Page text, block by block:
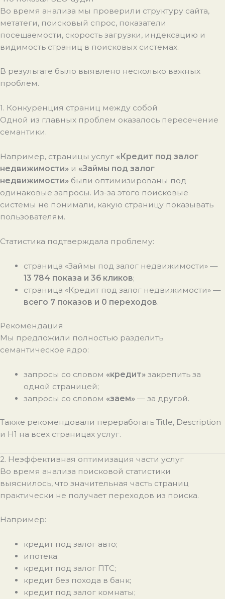
Во время анализа мы проверили структуру сайта,
метатеги, поисковый спрос, показатели
посещаемости, скорость загрузки, индексацию и
видимость страниц в поисковых системах.
В результате было выявлено несколько важных
проблем.
1. Конкуренция страниц между собой
Одной из главных проблем оказалось пересечение
семантики.
Например, страницы услуг «Кредит под залог
недвижимости» и «Займы под залог
недвижимости» были оптимизированы под
одинаковые запросы. Из-за этого поисковые
системы не понимали, какую страницу показывать
пользователям.
Статистика подтверждала проблему:
страница «Займы под залог недвижимости» —
13 784 показа и 36 кликов;
страница «Кредит под залог недвижимости» —
всего 7 показов и 0 переходов.
Рекомендация
Мы предложили полностью разделить
семантическое ядро:
запросы со словом «кредит»закрепить за
одной страницей;
запросы со словом «заем»— за другой.
Также рекомендовали переработать Title, Description
и H1 на всех страницах услуг.
2. Неэффективная оптимизация части услуг
Во время анализа поисковой статистики
выяснилось, что значительная часть страниц
практически не получает переходов из поиска.
Например:
кредит под залог авто;
ипотека;
кредит под залог ПТС;
кредит без похода в банк;
кредит под залог комнаты;